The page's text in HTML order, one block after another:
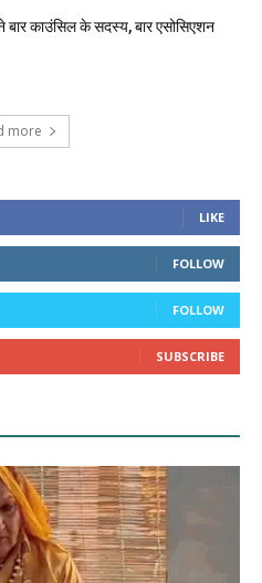
बार काउंसिल के सदस्य, बार एसोसिएशन
more
LIKE
FOLLOW
FOLLOW
SUBSCRIBE